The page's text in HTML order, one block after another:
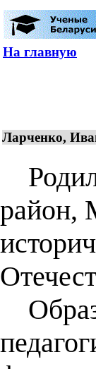
На главную
Ларченко,
район,